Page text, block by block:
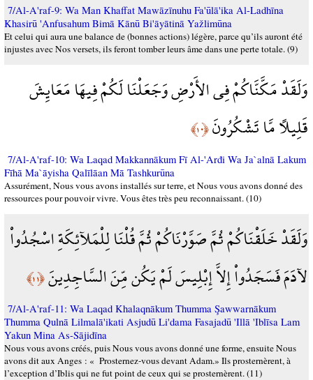
7/Al-A'raf-9: Wa Man Khaffat Mawāzīnuhu Fa'ūlā'ika Al-Ladhīna
Khasirū 'Anfusahum Bimā Kānū Bi'āyātinā Yažlimūna
Et celui qui aura une balance de (bonnes actions) légère, parce qu’ils auront été
injustes avec Nos versets, ils feront tomber leurs âme dans une perte totale. (9)
وَلَقَدْ مَكَّنَّاكُمْ فِي الأَرْضِ وَجَعَلْنَا لَكُمْ فِيهَا مَعَايِشَ
قَلِيلاً مَّا تَشْكُرُونَ﴿١٠﴾
7/Al-A'raf-10: Wa Laqad Makkannākum Fī Al-'Arđi Wa Ja`alnā Lakum
Fīhā Ma`āyisha Qalīlāan Mā Tashkurūna
Assurément, Nous vous avons installés sur terre, et Nous vous avons donné des
ressources pour pouvoir vivre. Vous êtes très peu reconnaissant. (10)
وَلَقَدْ خَلَقْنَاكُمْ ثُمَّ صَوَّرْنَاكُمْ ثُمَّ قُلْنَا لِلْمَلآئِكَةِ اسْجُدُواْ
لآدَمَ فَسَجَدُواْ إِلاَّ إِبْلِيسَ لَمْ يَكُن مِّنَ السَّاجِدِينَ﴿١١﴾
7/Al-A'raf-11: Wa Laqad Khalaqnākum Thumma Şawwarnākum
Thumma Qulnā Lilmalā'ikati Asjudū Li'dama Fasajadū 'Illā 'Iblīsa Lam
Yakun Mina As-Sājidīna
Nous vous avons créés, puis Nous vous avons donné une forme, ensuite Nous
avons dit aux Anges : « Prosternez-vous devant Adam.» Ils prosternèrent, à
l’exception d’Iblis qui ne fut point de ceux qui se prosternèrent. (11)